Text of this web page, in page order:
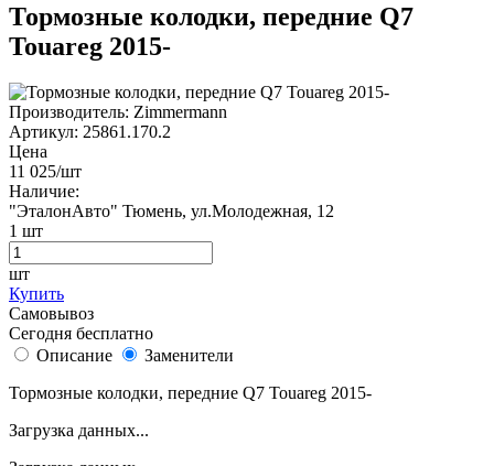
Тормозные колодки, передние Q7
Touareg 2015-
Производитель: Zimmermann
Артикул: 25861.170.2
Цена
11 025/шт
Наличие:
"ЭталонАвто" Тюмень, ул.Молодежная, 12
1 шт
шт
Купить
Самовывоз
Сегодня бесплатно
Описание
Заменители
Тормозные колодки, передние Q7 Touareg 2015-
Загрузка данных...